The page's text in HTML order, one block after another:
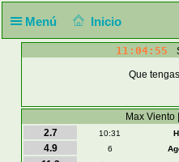
Menú Inicio
11:04:55
Que
Max Viento
2.7
10:31
4.9
6